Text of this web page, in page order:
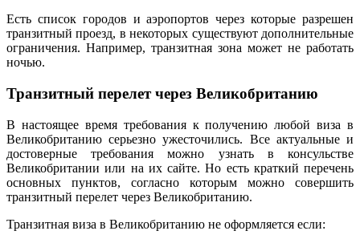
Есть список городов и аэропортов через которые разрешен
транзитный проезд, в некоторых существуют дополнительные
ограничения. Например, транзитная зона может не работать
ночью.
Транзитный перелет через Великобританию
В настоящее время требования к получению любой виза в
Великобританию серьезно ужесточились. Все актуальные и
достоверные требования можно узнать в консульстве
Великобритании или на их сайте. Но есть краткий перечень
основных пунктов, согласно которым можно совершить
транзитный перелет через Великобританию.
Транзитная виза в Великобританию не оформляется если: